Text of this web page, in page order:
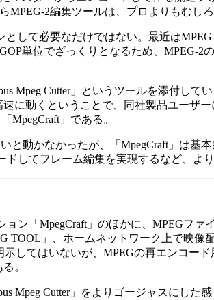
2編集ツールは、プロよりもむし
して必要なだけではない。最近は
単位でざっくりとなるため、MPEG-2
Mpeg Cutter」というツールを添付して
に動くということで、同社製品ユーザ
MpegCraft」である。
と動かなかったが、「MpegCraft」は基
してフレーム編集を実現するなど、よ
ン「MpegCraft」のほかに、MPEGファ
TOOL」、ホームネットワーク上で映像
示してはいないが、MPEGの再エンコー
。
Mpeg Cutter」をよりゴージャスにした